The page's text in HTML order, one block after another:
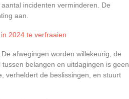
incidenten verminderen. De
aan.
2024 te verfraaien
afwegingen worden willekeurig, de
belangen en uitdagingen is geen
verheldert de beslissingen, en stuurt